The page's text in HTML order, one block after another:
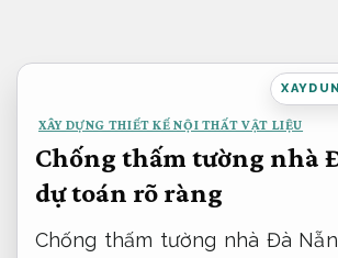
nội
XÂY DỰNG THIẾT KẾ NỘI THẤT VẬT LIỆU
Chống thấm tường nhà
dự toán rõ ràng
Chống thấm tường nhà Đà